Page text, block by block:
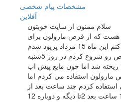
مشخصات پیام شخصی
آفلاين
سلام ممنون از سایت خوبتون
سال دارم مدت 2ماه هست که از قرص مارولون برای
منظم شدن پریودم استفاده می کنم این ماه 15 مرداد پریود شدم
و از روز 5 مجدد مصرف قرص رو شروع کردم در روز 5شنبه
شد اما چون مایع پیش اب
مارولون استفاده می کردم اما
کردم چند ساعت بعد از
رابطه 2تا اچ دی خوردم 12 ساعت بعد 2تا دیگه و دوباره 12